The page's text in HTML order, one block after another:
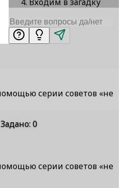
серии советов «не
Задано:0
серии советов «не